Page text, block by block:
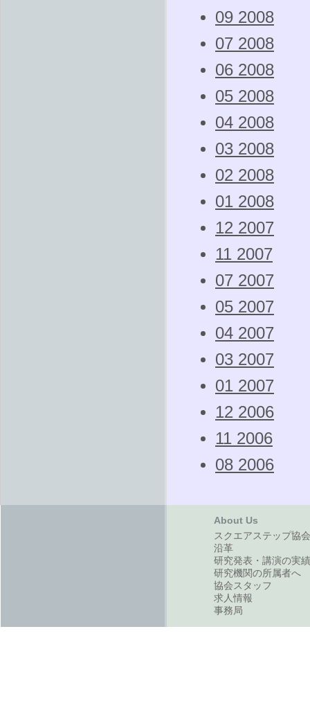
09 2008
07 2008
06 2008
05 2008
04 2008
03 2008
02 2008
01 2008
12 2007
11 2007
07 2007
05 2007
04 2007
03 2007
01 2007
12 2006
11 2006
08 2006
About Us
スクエアステップ協
沿革
研究発表・講演の実績
研究機関の所属者へ
協会スタッフ
求人情報
事務局